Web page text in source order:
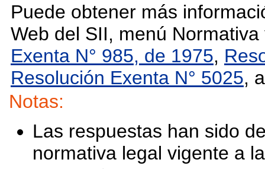
Puede obtener más
Web del SII, menú
Exenta N° 985, de 1975,
Resolución Exenta N° 5025,
Notas:
Las respuestas han sido
normativa legal vigente a